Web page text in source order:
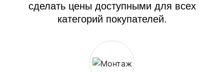
сделать цены доступными для всех
категорий покупателей.